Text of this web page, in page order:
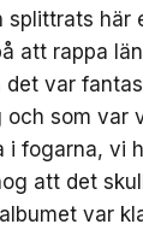
splittrats
att rappa
var
som var
i fogarna, vi
att det
var